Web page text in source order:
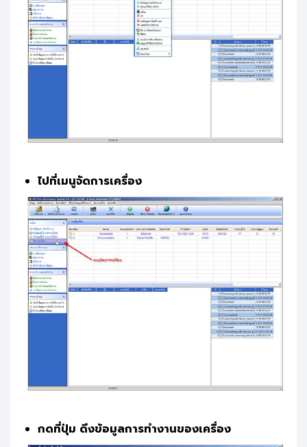
ไปที่เมนูจัดการเครื่อง
กดที่ปุ่ม ดึงข้อมูลการทำงานของเครื่อง